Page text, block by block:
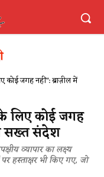
कोई जगह नहीं": ब्राज़ील में
लिए कोई जगह
सख्त संदेश
व्यापार का लक्ष्य
हस्ताक्षर भी किए गए, जो